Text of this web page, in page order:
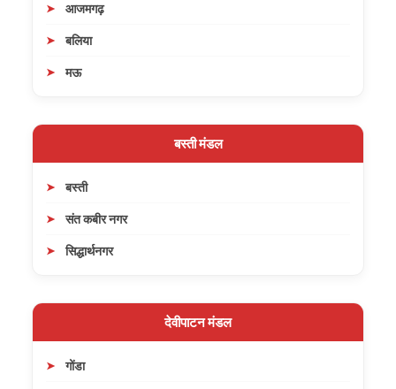
आजमगढ़
बलिया
मऊ
बस्ती मंडल
बस्ती
संत कबीर नगर
सिद्धार्थनगर
देवीपाटन मंडल
गोंडा